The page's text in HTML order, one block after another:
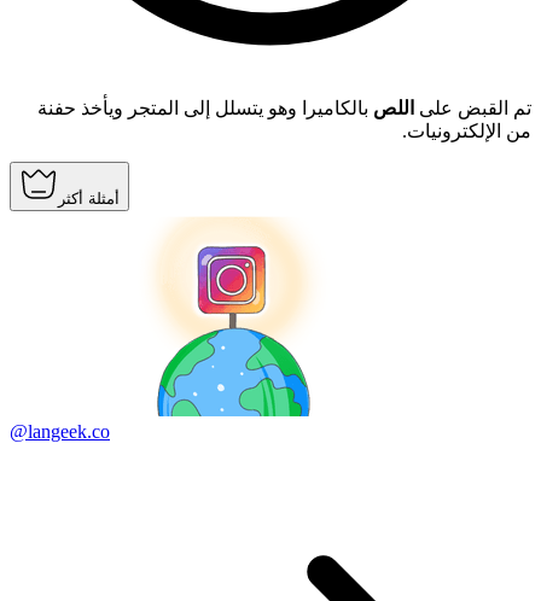
تم القبض على اللص بالكاميرا وهو يتسلل إلى المتجر ويأخذ حفنة
من الإلكترونيات.
أمثلة أكثر
@langeek.co